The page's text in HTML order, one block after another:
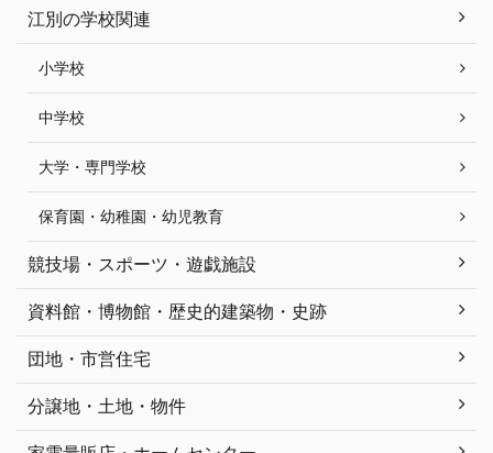
江別の学校関連
小学校
中学校
大学・専門学校
保育園・幼稚園・幼児教育
競技場・スポーツ・遊戯施設
資料館・博物館・歴史的建築物・史跡
団地・市営住宅
分譲地・土地・物件